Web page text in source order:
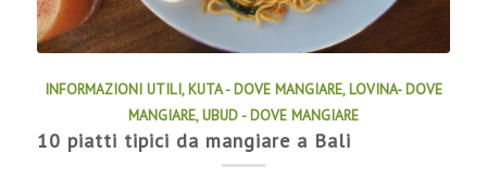
INFORMAZIONI UTILI,KUTA - DOVE MANGIARE,LOVINA- DOVE
MANGIARE,UBUD - DOVE MANGIARE
10 piatti tipici da mangiare a Bali